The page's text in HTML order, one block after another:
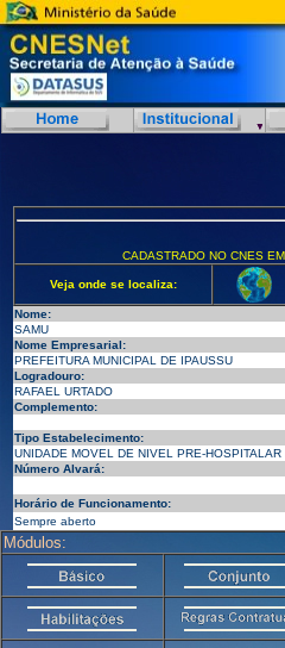
CADASTRADO NO CNES
Veja onde se localiza:
Nome:
SAMU
Nome Empresarial:
PREFEITURA MUNICIPAL DE IPAUSSU
Logradouro:
RAFAEL URTADO
Complemento:
Tipo Estabelecimento:
UNIDADE MOVEL DE NIVEL PRE-HOSPITALAR
Número Alvará:
Horário de Funcionamento:
Sempre aberto
Módulos: